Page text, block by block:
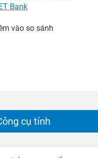
Bank
vào so sánh
cụ tính